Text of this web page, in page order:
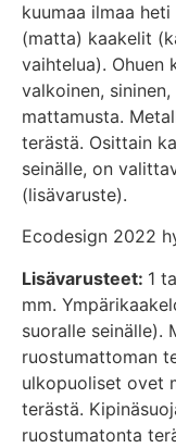
kuumaa ilmaa
(matta) kaakelit
vaihtelua). Ohuen
valkoinen,
mattamusta.
terästä. Osittain
seinälle, on
(lisävaruste).
Ecodesign 2022
Lisävarusteet: 1
mm.
suoralle seinälle).
ruostumattoman
ulkopuoliset ovet
terästä.
ruostumatonta